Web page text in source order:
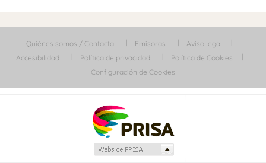
Quiénes somos / Contacta Emisoras
Aviso legal
Accesibilidad
Política de privacidad
Política de Cookies
Configuración de Cookies